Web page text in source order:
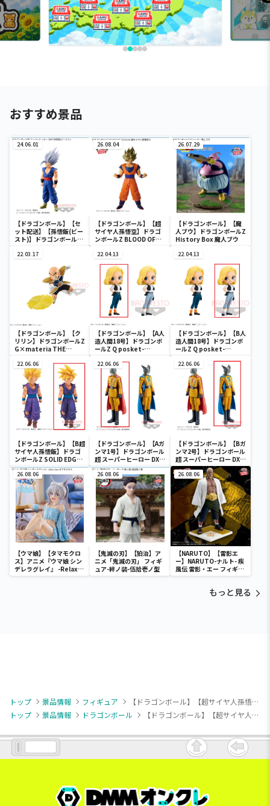
おすすめ景品
24.06.01
【ドラゴンボール】【セ
ット配送】【孫悟飯(ビー
スト)】ドラゴンボール超
悟飯(ビースト)-
26.08.04
【ドラゴンボール】【超
サイヤ人孫悟空】ドラゴ
ンボールZ BLOOD OF
空-Ⅱ
26.07.29
【ドラゴンボール】【魔
人ブウ】ドラゴンボールZ
History Box 魔人ブウ
22.03.17
【ドラゴンボール】【ク
リリン】ドラゴンボールZ
G×materia THE
22.04.13
【ドラゴンボール】【A人
造人間18号】ドラゴンボ
ールZ Q posket-
22.04.13
【ドラゴンボール】【B人
造人間18号】ドラゴンボ
ールZ Q posket-
22.06.06
【ドラゴンボール】【B超
サイヤ人孫悟飯】ドラゴ
ンボールZ SOLID EDGE
WORKS-THE出陣-5
22.06.06
【ドラゴンボール】【Aガ
ンマ1号】ドラゴンボール
超 スーパーヒーロー DXF-
ガンマ1号＆ガンマ2号-
22.06.06
【ドラゴンボール】【Bガ
ンマ2号】ドラゴンボール
超 スーパーヒーロー DXF-
ガンマ1号＆ガンマ2号-
26.08.06
【ウマ娘】【タマモクロ
ス】アニメ『ウマ娘 シン
デレラグレイ』 -Relax
time-タマモクロス
26.08.06
【鬼滅の刃】【狛治】ア
ニメ「鬼滅の刃」 フィギ
ュア-絆ノ装-伍拾壱ノ型
26.08.06
【NARUTO】【雷影エ
ー】NARUTO-ナルト- 疾
風伝 雷影・エー フィギュ
ア～五影集結…!!～
もっと見る
トップ 景品情報 フィギュア
【ドラゴンボール】【超サイヤ人孫悟空】ドラゴンボールZ BLOOD OF SAIYANS-超サイヤ人孫悟空-
トップ
景品情報 ドラゴンボール 【ドラゴンボール】【超サイヤ人孫悟空】ドラゴンボールZ BLOOD OF SAIYANS-超サイヤ人孫悟空-